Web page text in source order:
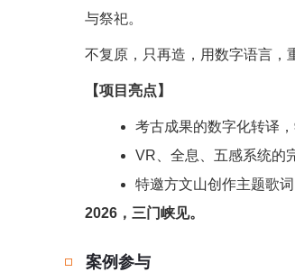
与祭祀。
不复原，只再造，用数字语言，
【项目亮点】
考古成果的数字化转译
VR、全息、五感系统的
特邀方文山创作主题歌
2026，三门峡见。
案例参与